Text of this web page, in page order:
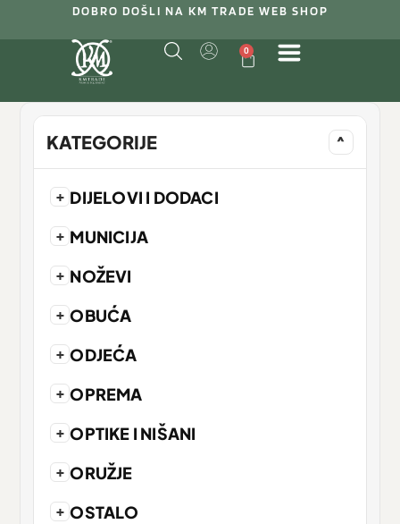
DOBRO DOŠLI NA KM TRADE WEB SHOP
0
KATEGORIJE ^
+ DIJELOVI I DODACI
+ MUNICIJA
+ NOŽEVI
+ OBUĆA
+ ODJEĆA
+ OPREMA
+ OPTIKE I NIŠANI
+ ORUŽJE
+ OSTALO